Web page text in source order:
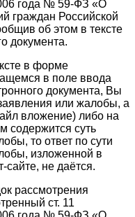
года № 59-ФЗ «О
граждан Российской
об этом в тексте
документа.
в форме
в поле ввода
документа, Вы
или жалобы, а
вложение) либо на
содержится суть
то ответ по сути
изложенной в
не даётся.
рассмотрения
ст. 11